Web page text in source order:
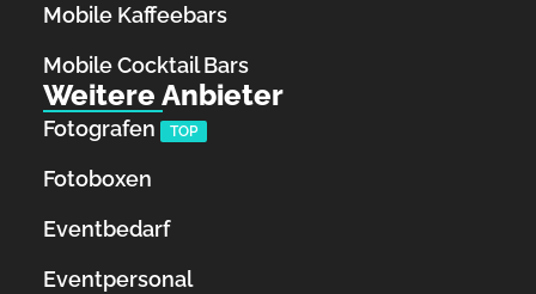
Mobile Kaffeebars
Mobile Cocktail Bars
Weitere Anbieter
Fotografen TOP
Fotoboxen
Eventbedarf
Eventpersonal